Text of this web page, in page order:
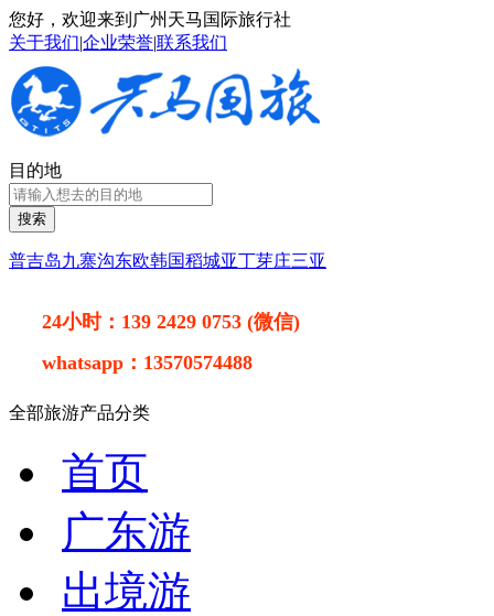
您好，欢迎来到广州天马国际旅行社
关于我们|企业荣誉|联系我们
目的地
搜索
普吉岛九寨沟东欧韩国稻城亚丁芽庄三亚
24小时： 139 2429 0753 (微信)
whatsapp： 13570574488
全部旅游产品分类
首页
广东游
出境游